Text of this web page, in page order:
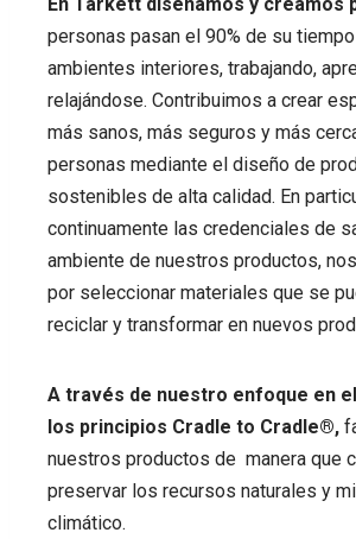
personas pasan el 90% de su
ambientes interiores, trabajando,
relajándose. Contribuimos a crear
más sanos, más seguros y más
personas mediante el diseño de
sostenibles de alta calidad. En
continuamente las credenciales de
ambiente de nuestros productos,
por seleccionar materiales que se
reciclar y transformar en nuevos
A través de nuestro enfoque en
los principios Cradle to Cradle®,
nuestros productos de manera que
preservar los recursos naturales y
climático.